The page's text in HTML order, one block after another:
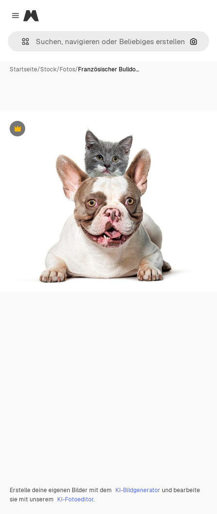
Close menu
Magnific
Nach
Startseite/Stock/Fotos/Französischer Bulldo…
Premium
Erstelle deine eigenen Bilder mit dem KI-Bildgenerator und bearbeite
sie mit unserem KI-Fotoeditor.